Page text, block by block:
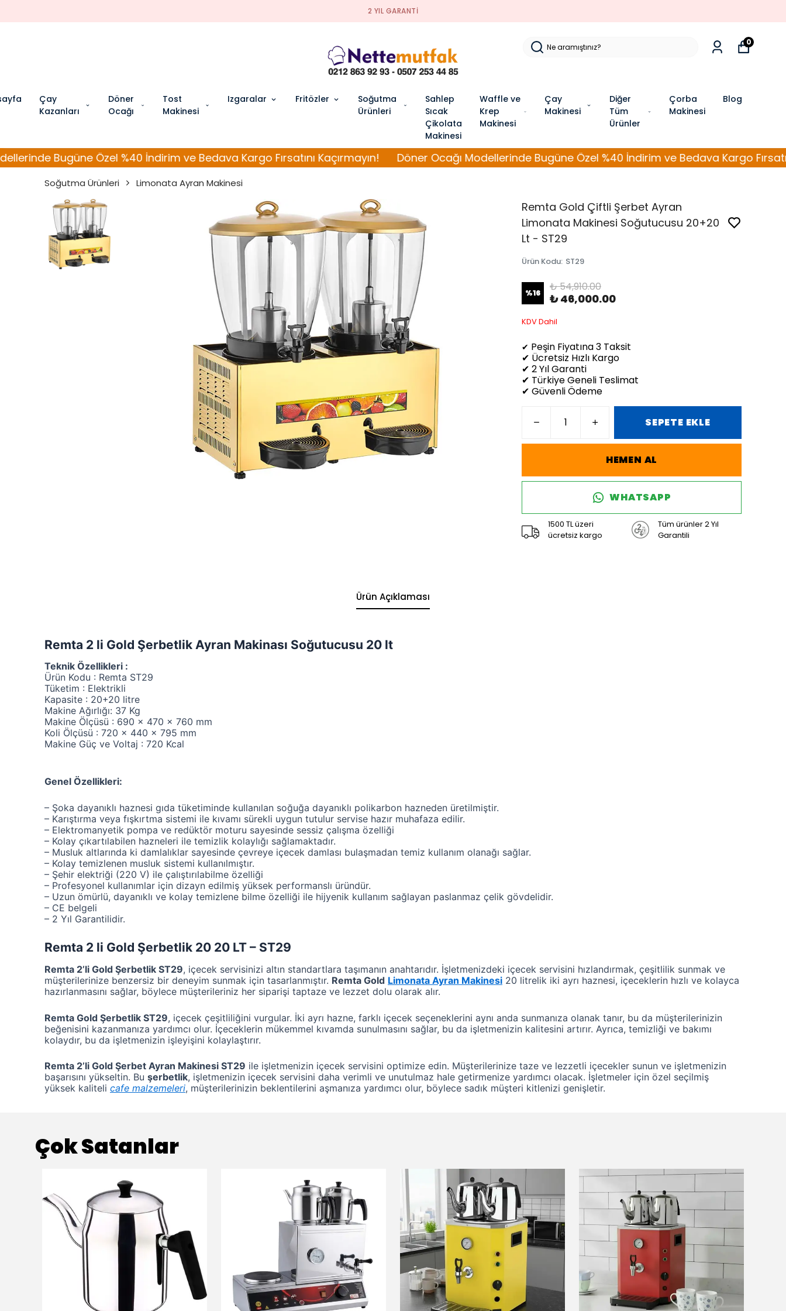
2 YIL GARANTI
Çay
Kazanları
Döner
Ocağı
Tost
Makinesi
Izgaralar Fritözler
Soğutma
Ürünleri
Sahlep
Sıcak
Çikolata
Makinesi
Waffle ve
Krep
Makinesi
Çay
Makinesi
Diğer
Tüm
Ürünler
Çorba
Makinesi
Blog
0
Özel %40 İndirim ve Bedava Kargo Fırsatını Kaçırmayın! Döner Ocağı Modellerinde Bugüne Özel %40 İndirim ve Bedava Kargo Fırsatını
Soğutma Ürünleri Limonata Ayran Makinesi
Remta Gold Çiftli Şerbet Ayran
Limonata Makinesi Soğutucusu 20+20
Lt - ST29
Ürün Kodu: ST29
%16 ₺ 54,910.00
₺ 46,000.00
KDV Dahil
✔ Peşin Fiyatına 3 Taksit
✔ Ücretsiz Hızlı Kargo
✔ 2 Yıl Garanti
✔ Türkiye Geneli Teslimat
✔ Güvenli Ödeme
SEPETE EKLE
HEMEN AL
WHATSAPP
1500 TL üzeri
ücretsiz kargo
Tüm ürünler 2 Yıl
Garantili
Ürün Açıklaması
Remta 2 li Gold Şerbetlik Ayran Makinası Soğutucusu 20 lt
Teknik Özellikleri :
Ürün Kodu : Remta ST29
Tüketim : Elektrikli
Kapasite : 20+20 litre
Makine Ağırlığı: 37 Kg
Makine Ölçüsü : 690 x 470 x 760 mm
Koli Ölçüsü : 720 x 440 x 795 mm
Makine Güç ve Voltaj : 720 Kcal
Genel Özellikleri:
– Şoka dayanıklı haznesi gıda tüketiminde kullanılan soğuğa dayanıklı polikarbon hazneden üretilmiştir.
– Karıştırma veya fışkırtma sistemi ile kıvamı sürekli uygun tutulur servise hazır muhafaza edilir.
– Elektromanyetik pompa ve redüktör moturu sayesinde sessiz çalışma özelliği
– Kolay çıkartılabilen hazneleri ile temizlik kolaylığı sağlamaktadır.
– Musluk altlarında ki damlalıklar sayesinde çevreye içecek damlası bulaşmadan temiz kullanım olanağı sağlar.
– Kolay temizlenen musluk sistemi kullanılmıştır.
– Şehir elektriği (220 V) ile çalıştırılabilme özelliği
– Profesyonel kullanımlar için dizayn edilmiş yüksek performanslı üründür.
– Uzun ömürlü, dayanıklı ve kolay temizlene bilme özelliği ile hijyenik kullanım sağlayan paslanmaz çelik gövdelidir.
– CE belgeli
– 2 Yıl Garantilidir.
Remta 2 li Gold Şerbetlik 20 20 LT – ST29
Remta 2’li Gold Şerbetlik ST29, içecek servisinizi altın standartlara taşımanın anahtarıdır. İşletmenizdeki içecek servisini hızlandırmak, çeşitlilik sunmak ve
müşterilerinize benzersiz bir deneyim sunmak için tasarlanmıştır. Remta Gold Limonata Ayran Makinesi 20 litrelik iki ayrı haznesi, içeceklerin hızlı ve kolayca
hazırlanmasını sağlar, böylece müşterileriniz her siparişi taptaze ve lezzet dolu olarak alır.
Remta Gold Şerbetlik ST29, içecek çeşitliliğini vurgular. İki ayrı hazne, farklı içecek seçeneklerini aynı anda sunmanıza olanak tanır, bu da müşterilerinizin
beğenisini kazanmanıza yardımcı olur. İçeceklerin mükemmel kıvamda sunulmasını sağlar, bu da işletmenizin kalitesini artırır. Ayrıca, temizliği ve bakımı
kolaydır, bu da işletmenizin işleyişini kolaylaştırır.
Remta 2’li Gold Şerbet Ayran Makinesi ST29 ile işletmenizin içecek servisini optimize edin. Müşterilerinize taze ve lezzetli içecekler sunun ve işletmenizin
başarısını yükseltin. Bu şerbetlik, işletmenizin içecek servisini daha verimli ve unutulmaz hale getirmenize yardımcı olacak. İşletmeler için özel seçilmiş
yüksek kaliteli cafe malzemeleri, müşterilerinizin beklentilerini aşmanıza yardımcı olur, böylece sadık müşteri kitlenizi genişletir.
Çok Satanlar